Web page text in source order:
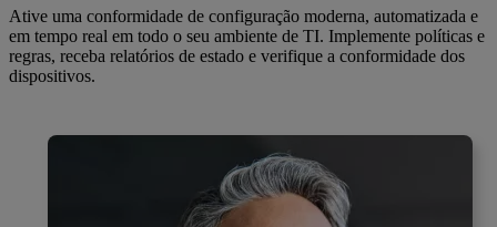
Ative uma conformidade de configuração moderna, automatizada e
em tempo real em todo o seu ambiente de TI. Implemente políticas e
regras, receba relatórios de estado e verifique a conformidade dos
dispositivos.